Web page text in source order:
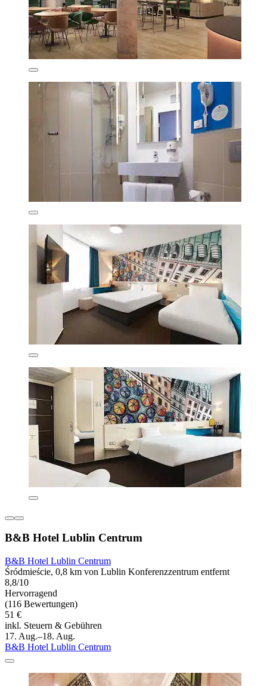
B&B Hotel Lublin Centrum
B&B Hotel Lublin Centrum
Śródmieście, 0,8 km von Lublin Konferenzzentrum entfernt
8,8/10
Hervorragend
(116 Bewertungen)
51 €
inkl. Steuern & Gebühren
17. Aug.–18. Aug.
B&B Hotel Lublin Centrum